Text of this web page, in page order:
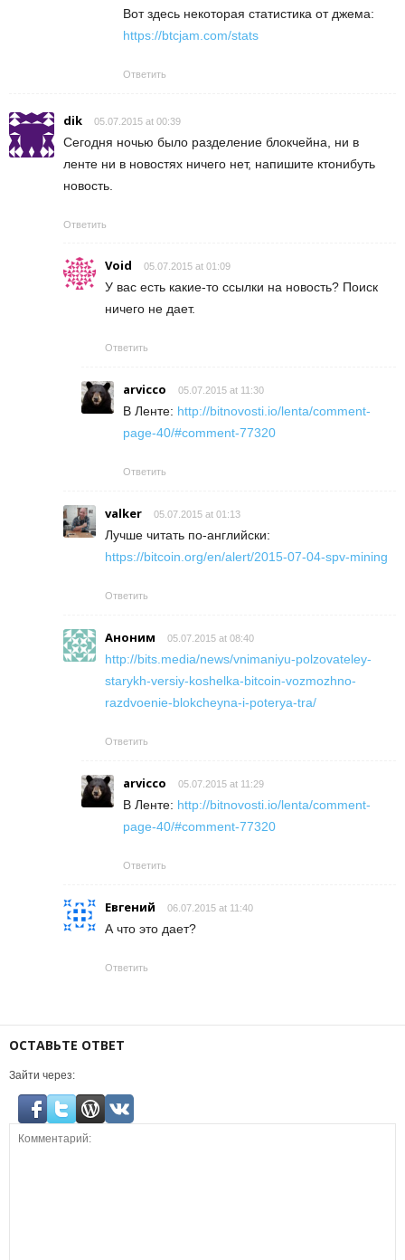
Вот здесь некоторая статистика от джема:
https://btcjam.com/stats
Ответить
dik 05.07.2015 at 00:39
Сегодня ночью было разделение блокчейна, ни в
ленте ни в новостях ничего нет, напишите ктонибуть
новость.
Ответить
Void 05.07.2015 at 01:09
У вас есть какие-то ссылки на новость? Поиск
ничего не дает.
Ответить
arvicco 05.07.2015 at 11:30
В Ленте: http://bitnovosti.io/lenta/comment-
page-40/#comment-77320
Ответить
valker 05.07.2015 at 01:13
Лучше читать по-английски:
https://bitcoin.org/en/alert/2015-07-04-spv-mining
Ответить
Аноним 05.07.2015 at 08:40
http://bits.media/news/vnimaniyu-polzovateley-
starykh-versiy-koshelka-bitcoin-vozmozhno-
razdvoenie-blokcheyna-i-poterya-tra/
Ответить
arvicco 05.07.2015 at 11:29
В Ленте: http://bitnovosti.io/lenta/comment-
page-40/#comment-77320
Ответить
Евгений 06.07.2015 at 11:40
А что это дает?
Ответить
ОСТАВЬТЕ ОТВЕТ
Зайти через: